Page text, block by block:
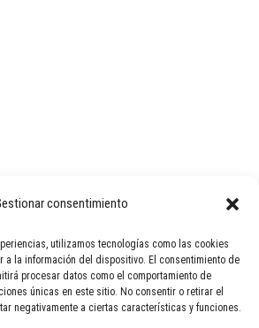
consentimiento
utilizamos tecnologías como las cookies
a la información del dispositivo. El consentimiento de
procesar datos como el comportamiento de
únicas en este sitio. No consentir o retirar el
negativamente a ciertas características y funciones.
de Calidad Política de Privacidad